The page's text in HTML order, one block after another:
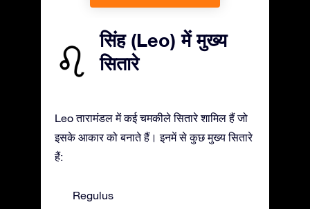
सिंह (Leo) में मुख्य
सितारे
Leo तारामंडल में कई चमकीले सितारे शामिल हैं जो
इसके आकार को बनाते हैं। इनमें से कुछ मुख्य सितारे
हैं:
Regulus